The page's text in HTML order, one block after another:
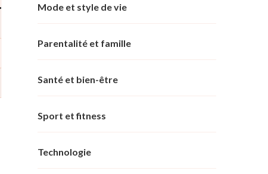
Mode et style de vie
Parentalité et famille
Santé et bien-être
Sport et fitness
Technologie